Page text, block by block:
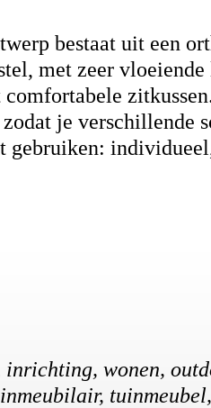
bestaat uit een
met zeer
comfortabele
je verschillende
gebruiken:
inrichting, wonen,